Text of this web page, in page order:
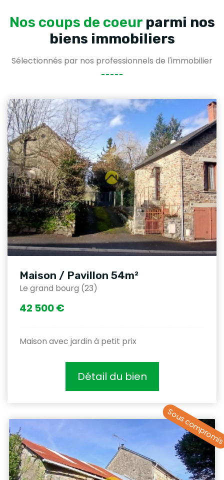
Nos coups de coeur parmi nos
biens immobiliers
Sélectionnés par nos professionnels de l'immobilier
Maison / Pavillon 54m²
Le grand bourg (23)
42 500 €
Maison avec jardin à petit prix
Détail du bien
Sous